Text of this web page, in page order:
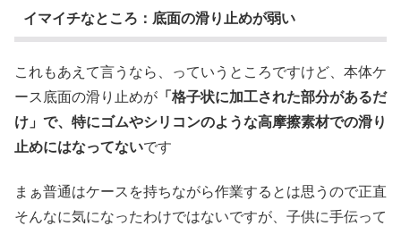
イマイチなところ：底面の滑り止めが弱い
これもあえて言うなら、っていうところですけど、本体ケ
ース底面の滑り止めが 「格子状に加工された部分があるだ
け」で、特にゴムやシリコンのような高摩擦素材での滑り
止めにはなってないです
まぁ普通はケースを持ちながら作業するとは思うので正直
そんなに気になったわけではないですが、子供に手伝って